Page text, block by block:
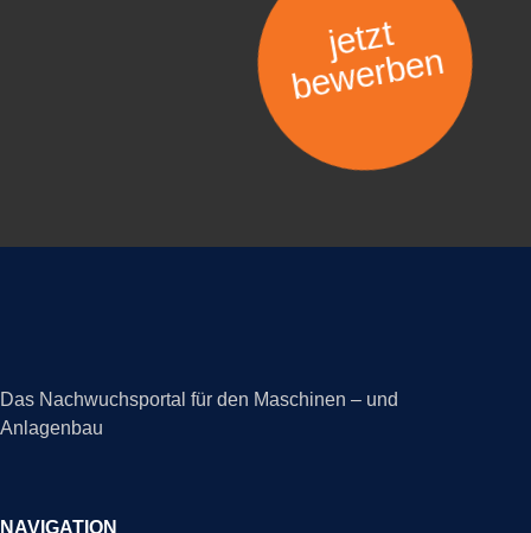
jetzt
bewerben
Das Nachwuchsportal für den Maschinen – und
Anlagenbau
NAVIGATION